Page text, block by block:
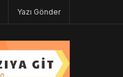
Yazı Gönder